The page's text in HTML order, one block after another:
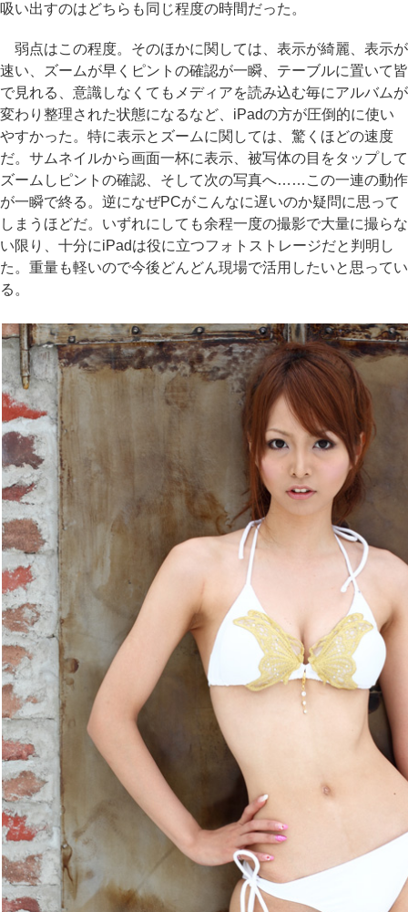
吸い出すのはどちらも同じ程度の時間だった。
弱点はこの程度。そのほかに関しては、表示が綺麗、表示が
速い、ズームが早くピントの確認が一瞬、テーブルに置いて皆
で見れる、意識しなくてもメディアを読み込む毎にアルバムが
変わり整理された状態になるなど、iPadの方が圧倒的に使い
やすかった。特に表示とズームに関しては、驚くほどの速度
だ。サムネイルから画面一杯に表示、被写体の目をタップして
ズームしピントの確認、そして次の写真へ……この一連の動作
が一瞬で終る。逆になぜPCがこんなに遅いのか疑問に思って
しまうほどだ。いずれにしても余程一度の撮影で大量に撮らな
い限り、十分にiPadは役に立つフォトストレージだと判明し
た。重量も軽いので今後どんどん現場で活用したいと思ってい
る。